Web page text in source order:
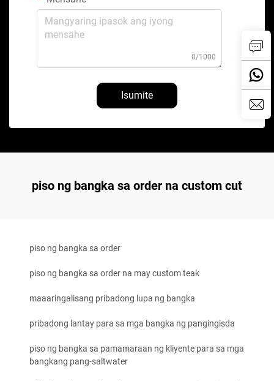
0/1000
Isumite
piso ng bangka sa order na custom cut
piso ng bangka sa order
piso ng bangka sa order na may custom teak
maaaringalisang pribadong lupa ng bangka
pribadong lantay para sa mga bangka ng pangingisda
piso ng bangka sa pamamaraan ng kliyente para sa mga
bangkang pang-saltwater